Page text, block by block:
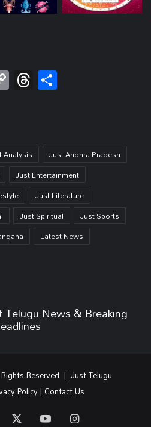
Copy
Link
Threads
Analysis
Just Andhra Pradesh
Just Entertainment
Just Literature
Just Spiritual
Just Sports
Latest News
News & Breaking
Reserved | Just Telugu
Policy| Contact Us
YouTubeInstagram